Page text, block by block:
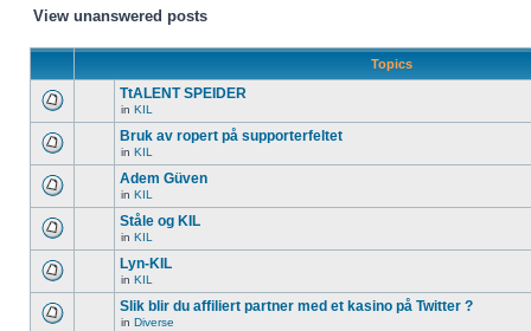
View unanswered posts
Topics
TtALENT SPEIDER
in KIL
Bruk av ropert på supporterfeltet
in KIL
Adem Güven
in KIL
Ståle og KIL
in KIL
Lyn-KIL
in KIL
Slik blir du affiliert partner med et kasino på Twitter ?
in Diverse